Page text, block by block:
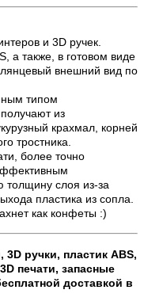
и 3D ручек.
а также, в готовом виде
внешний вид по
типом
из
крахмал, корней
тростника.
более точно
слоя из-за
пластика из сопла.
как конфеты :)
ручки, пластик ABS,
печати, запасные
доставкой в